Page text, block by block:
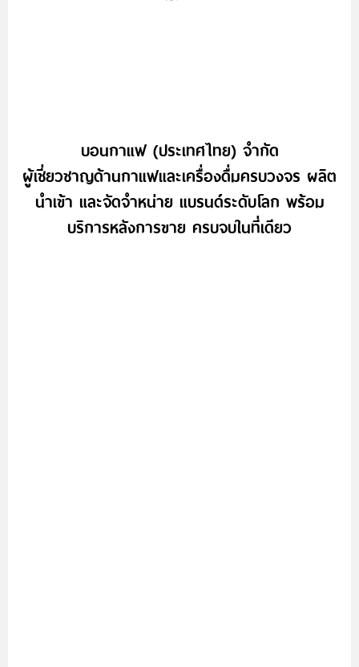
บอนกาแฟ (ประเทศไทย) จำกัด
ผู้เชี่ยวชาญด้านกาแฟและเครื่องดื่มครบวงจร ผลิต
นำเข้า และจัดจำหน่าย แบรนด์ระดับโลก พร้อม
บริการหลังการขาย ครบจบในที่เดียว